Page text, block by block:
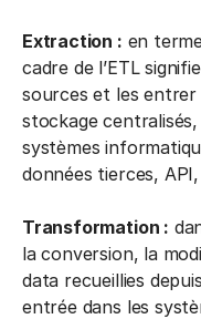
Extraction : en
cadre de l’ETL
sources et les entrer
stockage
systèmes
données tierces,
Transformation :
la conversion, la
data recueillies
entrée dans les